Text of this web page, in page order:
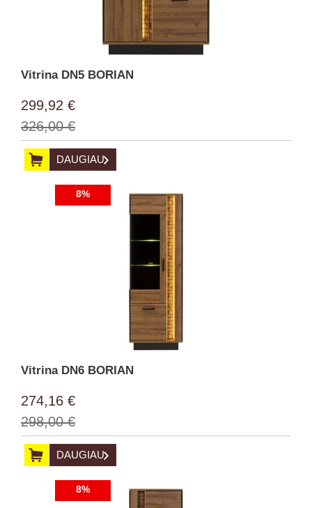
Vitrina DN5 BORIAN
299,92 €
326,00 €
DAUGIAU
8%
Vitrina DN6 BORIAN
274,16 €
298,00 €
DAUGIAU
8%